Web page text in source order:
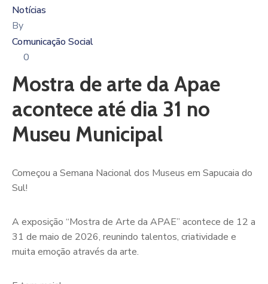
Notícias
By
Comunicação Social
0
Mostra de arte da Apae
acontece até dia 31 no
Museu Municipal
Começou a Semana Nacional dos Museus em Sapucaia do
Sul!
A exposição “Mostra de Arte da APAE” acontece de 12 a
31 de maio de 2026, reunindo talentos, criatividade e
muita emoção através da arte.